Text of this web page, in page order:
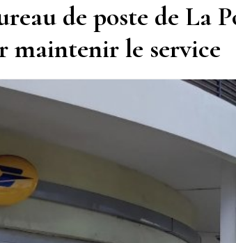
de poste de La
maintenir le service